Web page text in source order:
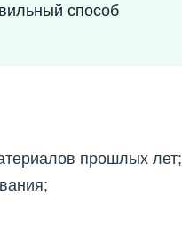
способ
прошлых лет;